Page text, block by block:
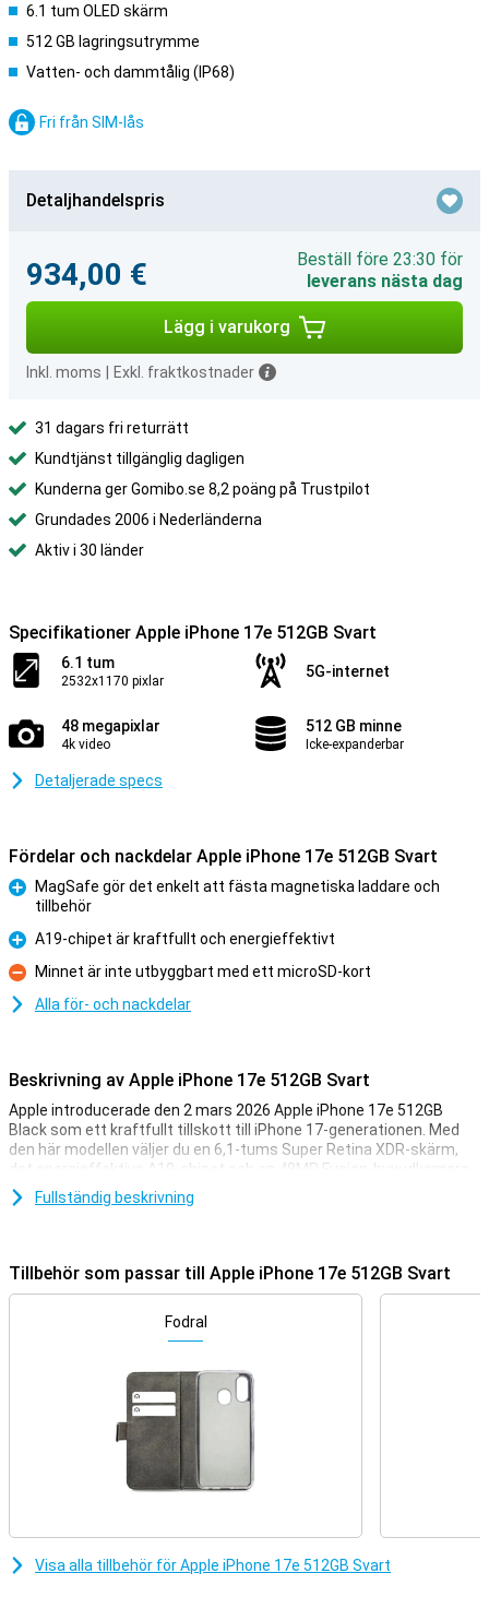
6.1 tum OLED skärm
512 GB lagringsutrymme
Vatten- och dammtålig (IP68)
Fri från SIM-lås
Detaljhandelspris
934,00 €
Beställ före 23:30 för
leverans nästa dag
Lägg i varukorg
Inkl. moms Exkl. fraktkostnader
31 dagars fri returrätt
Kundtjänst tillgänglig dagligen
Kunderna ger Gomibo.se 8,2 poäng på Trustpilot
Grundades 2006 i Nederländerna
Aktiv i 30 länder
Specifikationer Apple iPhone 17e 512GB Svart
6.1 tum
2532x1170 pixlar
5G-internet
48 megapixlar
4k video
512 GB minne
Icke-expanderbar
Detaljerade specs
Fördelar och nackdelar Apple iPhone 17e 512GB Svart
Fördelar
MagSafe gör det enkelt att fästa magnetiska laddare och
tillbehör
Fördelar
A19-chipet är kraftfullt och energieffektivt
Nackdelar
Minnet är inte utbyggbart med ett microSD-kort
Alla för- och nackdelar
Beskrivning av Apple iPhone 17e 512GB Svart
Apple introducerade den 2 mars 2026 Apple iPhone 17e 512GB
Black som ett kraftfullt tillskott till iPhone 17-generationen. Med
den här modellen väljer du en 6,1-tums Super Retina XDR-skärm,
det energieffektiva A19-chipet och en 48MP Fusion-huvudkamera.
Du kan titta på upp till 26 timmars video och ladda batteriet till 50%
på cirka 30 minuter. Apple iPhone 17e är utformad för snabbhet,
MagSafe-stöd
Apple iPhone 17e har fått flera uppgraderingar jämfört med sin
föregångare, Apple iPhone 16e. Till exempel kan du nu dra nytta av
trådlösa laddare och tillbehör automatiskt snäpper fast ordentligt
på plats. Tack vare inbyggda magneter på baksidan av enheten
passar en MagSafe-laddare sömlöst, vilket ger dig effektivare och
stabilare trådlös laddning än trådlösa standardladdare.
Super Retina XDR-skärm
tekniken framträder ljusa och mörka områden riktigt bra. Detta
Fullständig beskrivning
Tillbehör som passar till Apple iPhone 17e 512GB Svart
Fodral
Visa alla tillbehör för Apple iPhone 17e 512GB Svart